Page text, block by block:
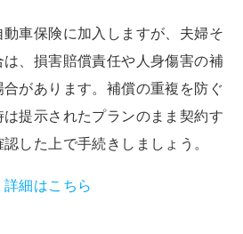
車保険に加入しますが、夫婦そ
、損害賠償責任や人身傷害の補
があります。補償の重複を防ぐ
提示されたプランのまま契約す
した上で手続きしましょう。
細はこちら